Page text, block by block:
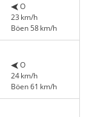
O
23 km/h
Böen 58 km/h
O
24 km/h
Böen 61 km/h